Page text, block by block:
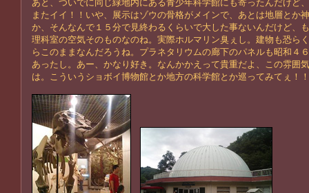
あと、ついでに同じ緑地内にある青少年科学館にも寄ったんだけど
またイイ！！いや、展示はゾウの骨格がメインで、あとは地層とか
か、そんなんで１５分で見終わるくらいで大した事ないんだけど、
理科室の空気そのものなのね。実際ホルマリン臭ぇし。建物も恐ら
らこのままなんだろうね。プラネタリウムの廊下のパネルも昭和４
あったし。あー、かなり好き。なんかかえって貴重だよ、この雰囲
は。こういうショボイ博物館とか地方の科学館とか巡ってみてぇ！